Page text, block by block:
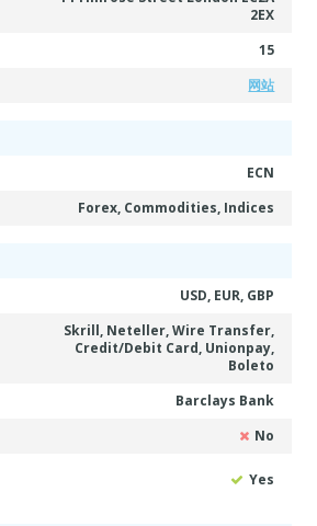
2EX
15
网站
ECN
Forex, Commodities, Indices
USD, EUR, GBP
Skrill, Neteller, Wire Transfer,
Credit/Debit Card, Unionpay,
Boleto
Barclays Bank
No
Yes